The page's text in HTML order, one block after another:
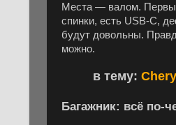
Места — валом.
спинки, есть USB-C,
будут довольны.
можно.
в тему:
Багажник: всё по-